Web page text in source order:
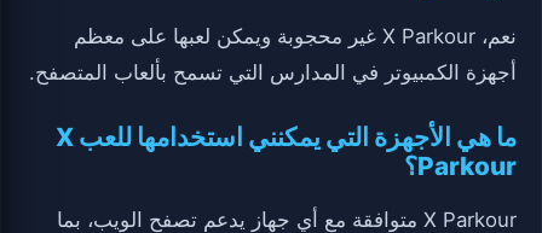
نعم، X Parkour غير محجوبة ويمكن لعبها على معظم
أجهزة الكمبيوتر في المدارس التي تسمح بألعاب المتصفح.
ما هي الأجهزة التي يمكنني استخدامها للعب X
Parkour؟
X Parkour متوافقة مع أي جهاز يدعم تصفح الويب، بما